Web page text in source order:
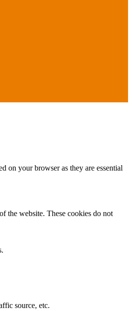
on your browser as they are essential
the website. These cookies do not
source, etc.